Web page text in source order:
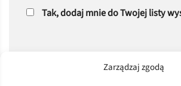
Zarządzaj zgodą
Tak, dodaj mnie do Twojej listy